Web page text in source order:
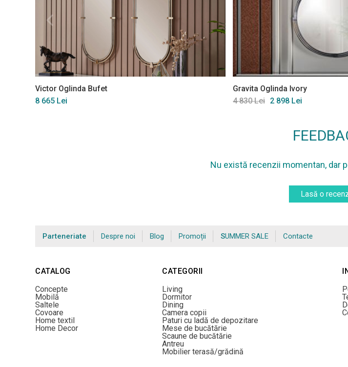
Victor Oglinda Bufet
8 665 Lei
Gravita Oglinda Ivory
4 830 Lei 2 898 Lei
Nu există recenzii momentan, dar
Lasă o
Parteneriate Despre noi Blog Promoții SUMMER SALE Contacte
CATALOG
Concepte
Mobilă
Saltele
Covoare
Home textil
Home Decor
CATEGORII
Living
Dormitor
Dining
Camera copii
Paturi cu ladă de depozitare
Mese de bucătărie
Scaune de bucătărie
Antreu
Mobilier terasă/grădină